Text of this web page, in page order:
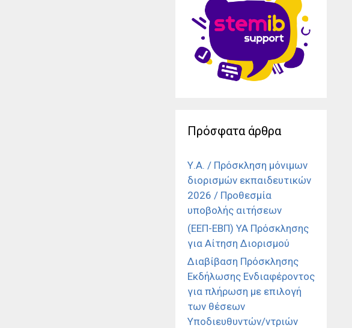
Πρόσφατα άρθρα
Υ.Α. / Πρόσκληση μόνιμων
διορισμών εκπαιδευτικών
2026 / Προθεσμία
υποβολής αιτήσεων
(ΕΕΠ-ΕΒΠ) ΥΑ Πρόσκλησης
για Αίτηση Διορισμού
Διαβίβαση Πρόσκλησης
Εκδήλωσης Ενδιαφέροντος
για πλήρωση με επιλογή
των θέσεων
Υποδιευθυντών/ντριών